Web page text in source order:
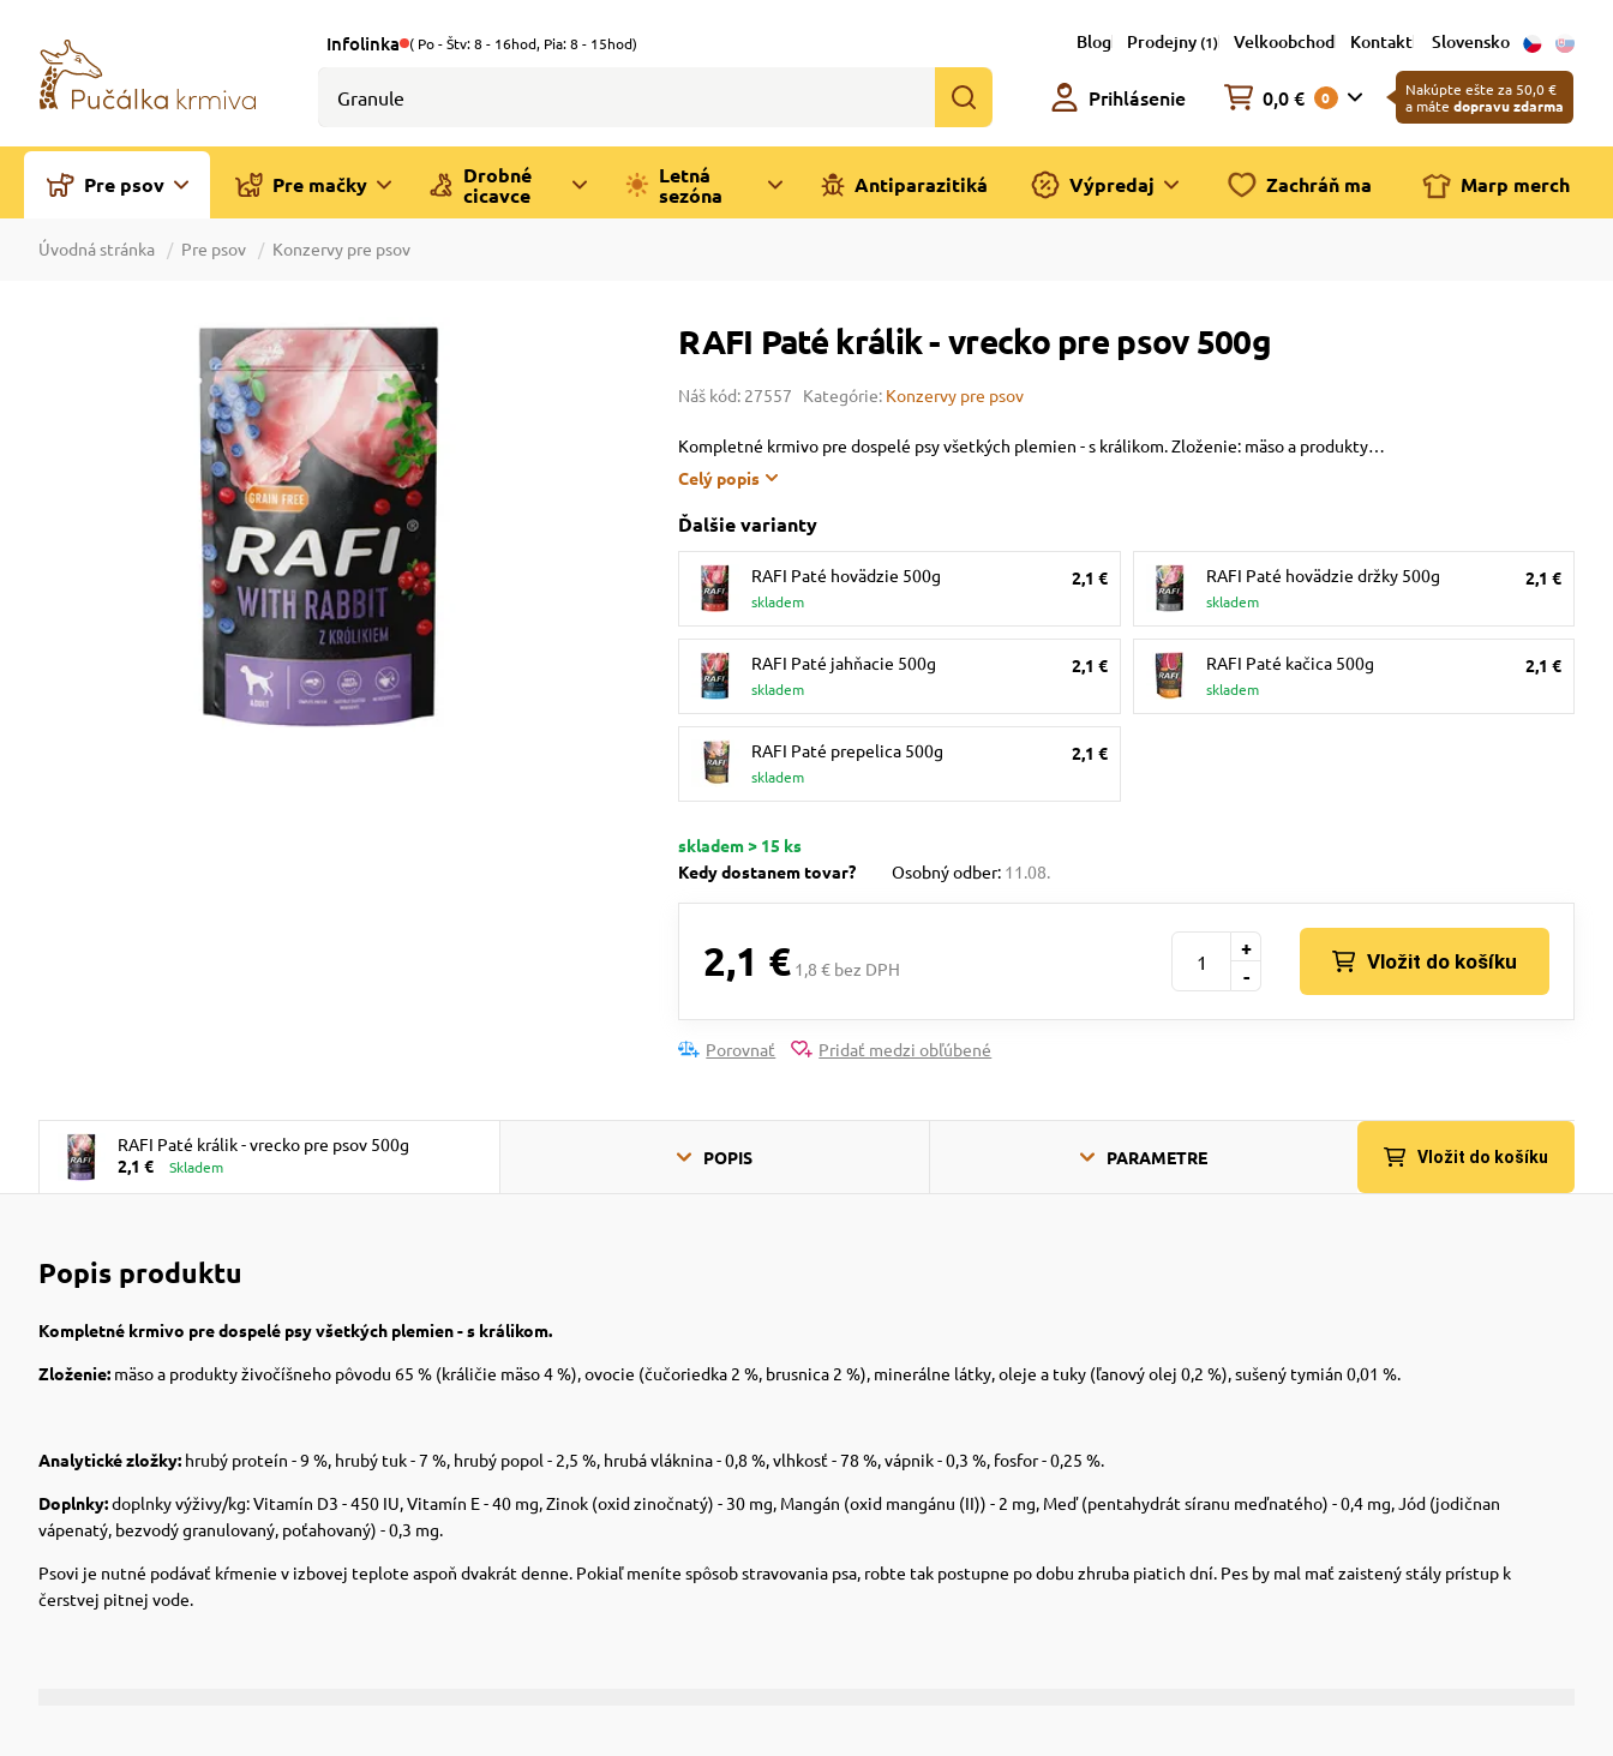
Infolinka ( Po - Štv: 8 - 16hod, Pia: 8 - 15hod) Blog Prodejny (1) Velkoobchod Kontakt Slovensko
Prihlásenie 0,0 € 0
Nakúpte ešte za 50,0 €
a máte dopravu zdarma
Pre psov Pre mačky
Drobné
cicavce
Letná
sezóna
Antiparazitiká Výpredaj Zachráň ma Marp merch
Úvodná stránka Pre psov Konzervy pre psov
RAFI Paté králik - vrecko pre psov 500g
Náš kód: 27557 Kategórie: Konzervy pre psov
Kompletné krmivo pre dospelé psy všetkých plemien - s králikom. Zloženie: mäso a produkty…
Celý popis
Ďalšie varianty
RAFI Paté hovädzie 500g
skladem
2,1 € RAFI Paté hovädzie držky 500g
skladem
2,1 €
RAFI Paté jahňacie 500g
skladem
2,1 € RAFI Paté kačica 500g
skladem
2,1 €
RAFI Paté prepelica 500g
skladem
2,1 €
skladem > 15 ks
Kedy dostanem tovar?
Osobný odber: 11.08.
2,1 € 1,8 € bez DPH -
+
Vložit do košíku
Porovnať Pridať medzi obľúbené
RAFI Paté králik - vrecko pre psov 500g
2,1 €
Skladem POPIS PARAMETRE Vložit do košíku
Popis produktu
Kompletné krmivo pre dospelé psy všetkých plemien - s králikom.
Zloženie: mäso a produkty živočíšneho pôvodu 65 % (králičie mäso 4 %), ovocie (čučoriedka 2 %, brusnica 2 %), minerálne látky, oleje a tuky (ľanový olej 0,2 %), sušený tymián 0,01 %.
Analytické zložky: hrubý proteín - 9 %, hrubý tuk - 7 %, hrubý popol - 2,5 %, hrubá vláknina - 0,8 %, vlhkosť - 78 %, vápnik - 0,3 %, fosfor - 0,25 %.
Doplnky:doplnky výživy/kg: Vitamín D3 - 450 IU, Vitamín E - 40 mg, Zinok (oxid zinočnatý) - 30 mg, Mangán (oxid mangánu (II)) - 2 mg, Meď (pentahydrát síranu meďnatého) - 0,4 mg, Jód (jodičnan
vápenatý, bezvodý granulovaný, poťahovaný) - 0,3 mg.
Psovi je nutné podávať kŕmenie v izbovej teplote aspoň dvakrát denne. Pokiaľ meníte spôsob stravovania psa, robte tak postupne po dobu zhruba piatich dní. Pes by mal mať zaistený stály prístup k
čerstvej pitnej vode.